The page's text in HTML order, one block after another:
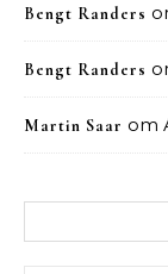
Bengt Randers
Bengt Randers
Martin Saar om